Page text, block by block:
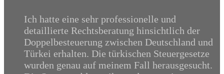
Ich hatte eine sehr professionelle und
detaillierte Rechtsberatung hinsichtlich der
Doppelbesteuerung zwischen Deutschland und
Türkei erhalten. Die türkischen Steuergesetze
wurden genau auf meinem Fall herausgesucht.